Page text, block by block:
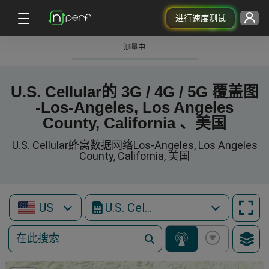
进行速度测试
测量中
U.S. Cellular的 3G / 4G / 5G 覆盖图
-Los-Angeles, Los Angeles
County, California 、美国
U.S. Cellular蜂窝数据网络Los-Angeles, Los Angeles
County, California, 美国
US U.S. Cellular